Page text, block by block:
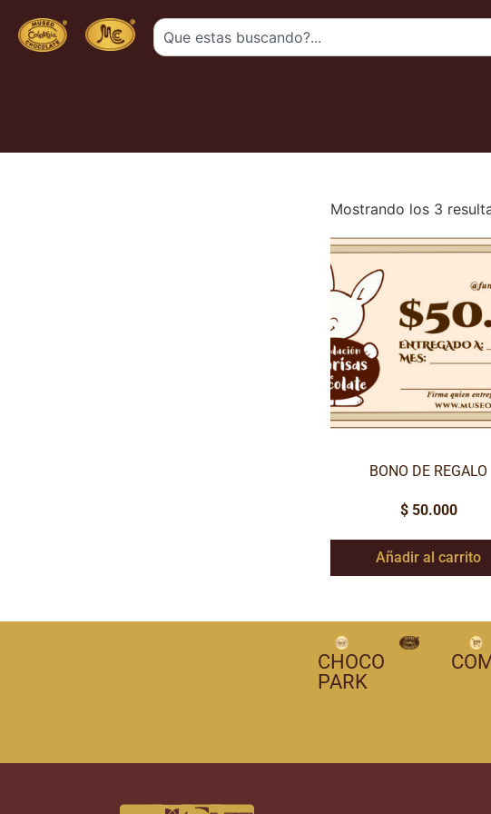
Mostrando los 3
BONO DE REGALO
$50.000
Añadir al carrito
CHOCO
PARK